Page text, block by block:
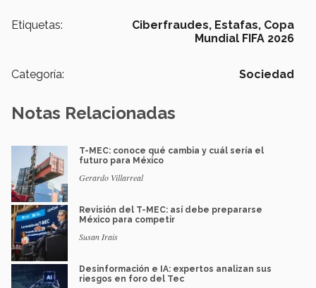
Etiquetas: Ciberfraudes, Estafas, Copa
Mundial FIFA 2026
Categoría: Sociedad
Notas Relacionadas
T-MEC: conoce qué cambia y cuál sería el
futuro para México
Gerardo Villarreal
Revisión del T-MEC: así debe prepararse
México para competir
Susan Irais
Desinformación e IA: expertos analizan sus
riesgos en foro del Tec